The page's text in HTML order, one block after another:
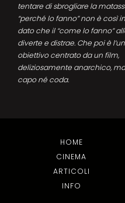
tentare di sbrogliare la
“perché lo fanno” non è così
dato che il “come lo fanno”
diverte e distrae. Che poi è
obiettivo centrato da un film,
deliziosamente anarchico,
capo né coda.
HOME
CINEMA
ARTICOLI
INFO